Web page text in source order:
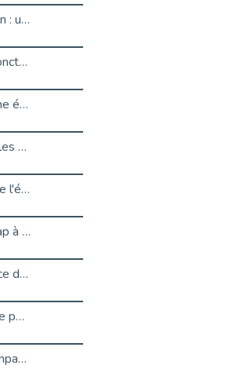
CDD de reconversion : un nouveau contrat pour sécuriser le changement de métier.
Besoin d’un appui ponctuel expertise handicap ?
Sport2Job Clichy : une édition altoséquanaise avec Cap Emploi 92.
Mieux appréhender les enjeux du handicap singulier en entreprise - vidéo
DOETH 2025: Fin de l'écrêtement
Déclarer son handicap à son employeur : un levier professionnel ?
Le silence, l’autre face du recrutement : un appel au respect des candidats.
Synergie partenariale pour l'Inclusion Professionnelle chez Orange
Cap Emploi : L'accompagnement EXH c’est quoi ?